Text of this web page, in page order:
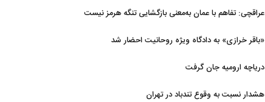
عراقچی: تفاهم با عمان به‌معنی بازگشایی تنگه هرمز نیست
«باقر خرازی» به دادگاه ویژه روحانیت احضار شد
دریاچه ارومیه جان گرفت
هشدار نسبت به وقوع تندباد در تهران